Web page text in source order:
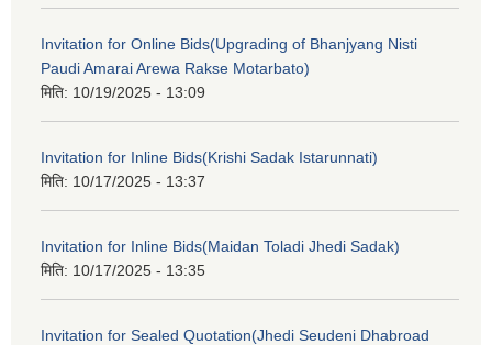
Invitation for Online Bids(Upgrading of Bhanjyang Nisti
Paudi Amarai Arewa Rakse Motarbato)
मिति: 10/19/2025 - 13:09
Invitation for Inline Bids(Krishi Sadak Istarunnati)
मिति: 10/17/2025 - 13:37
Invitation for Inline Bids(Maidan Toladi Jhedi Sadak)
मिति: 10/17/2025 - 13:35
Invitation for Sealed Quotation(Jhedi Seudeni Dhabroad